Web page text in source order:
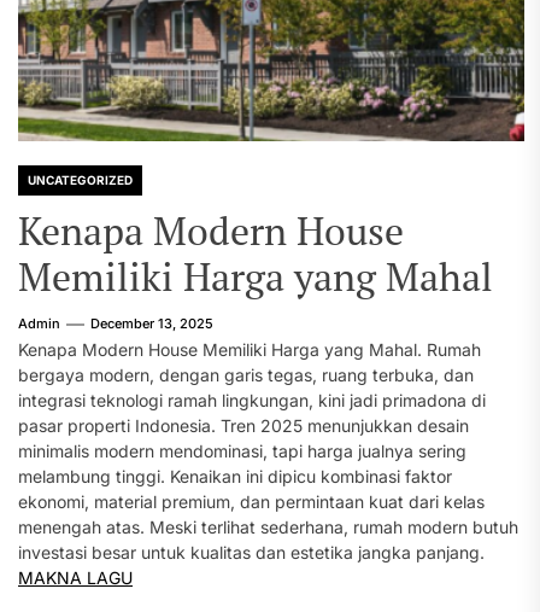
UNCATEGORIZED
Kenapa Modern House
Memiliki Harga yang Mahal
Admin December 13, 2025
Kenapa Modern House Memiliki Harga yang Mahal. Rumah
bergaya modern, dengan garis tegas, ruang terbuka, dan
integrasi teknologi ramah lingkungan, kini jadi primadona di
pasar properti Indonesia. Tren 2025 menunjukkan desain
minimalis modern mendominasi, tapi harga jualnya sering
melambung tinggi. Kenaikan ini dipicu kombinasi faktor
ekonomi, material premium, dan permintaan kuat dari kelas
menengah atas. Meski terlihat sederhana, rumah modern butuh
investasi besar untuk kualitas dan estetika jangka panjang.
MAKNA LAGU